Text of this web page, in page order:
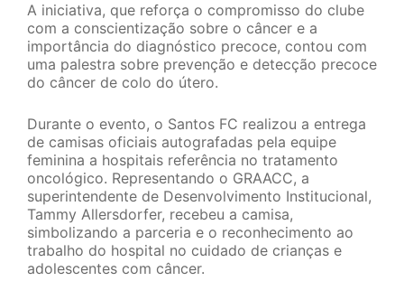
A iniciativa, que reforça o compromisso do clube
com a conscientização sobre o câncer e a
importância do diagnóstico precoce, contou com
uma palestra sobre prevenção e detecção precoce
do câncer de colo do útero.
Durante o evento, o Santos FC realizou a entrega
de camisas oficiais autografadas pela equipe
feminina a hospitais referência no tratamento
oncológico. Representando o GRAACC, a
superintendente de Desenvolvimento Institucional,
Tammy Allersdorfer, recebeu a camisa,
simbolizando a parceria e o reconhecimento ao
trabalho do hospital no cuidado de crianças e
adolescentes com câncer.